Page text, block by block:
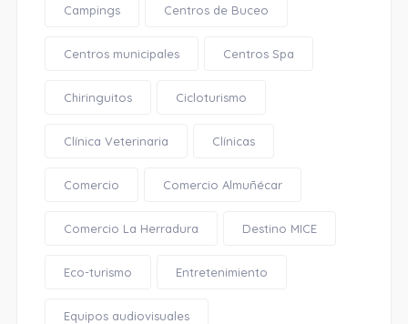
Campings Centros de Buceo
Centros municipales Centros Spa
Chiringuitos Cicloturismo
Clínica Veterinaria Clínicas
Comercio Comercio Almuñécar
Comercio La Herradura Destino MICE
Eco-turismo Entretenimiento
Equipos audiovisuales